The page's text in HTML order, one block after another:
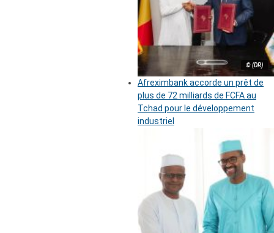
© (DR)
Afreximbank accorde un prêt de
plus de 72 milliards de FCFA au
Tchad pour le développement
industriel